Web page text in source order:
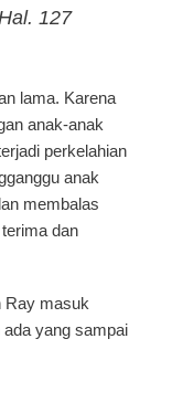
127
lama. Karena
anak-anak
perkelahian
anak
membalas
dan
Ray masuk
yang sampai